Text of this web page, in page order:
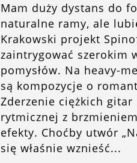
Mam duży dystans do
naturalne ramy, ale
Krakowski projekt
zaintrygować szerokim
pomysłów. Na heavy-
są kompozycje o
Zderzenie ciężkich
rytmicznej z
efekty. Choćby utwór
się właśnie wznieść...